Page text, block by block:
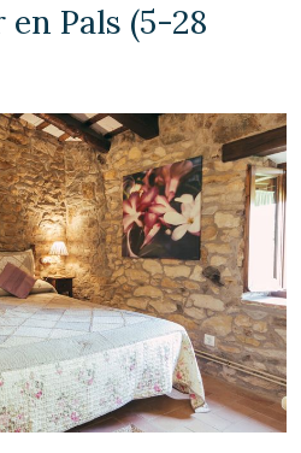
Pals (5-28
to collect information in
If you continue browsing,
The user has the possibility of
able, if he so wishes, to
on his hard drive,
that such action may cause
website.
analysis of the behavior of
information collected
is used to measure the activity
of user navigation profiles in
based on the analysis of
users of the service. They
preference information to